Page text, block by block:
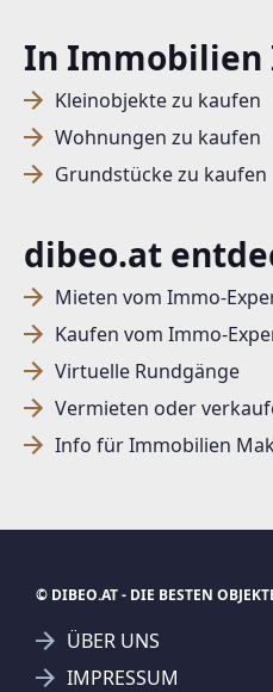
In Immobilien
Kleinobjekte zu kaufen
Wohnungen zu kaufen
Grundstücke zu kaufen
dibeo.at
Mieten vom Immo-
Kaufen vom Immo-
Virtuelle Rundgänge
Vermieten oder
Info für Immobilien
© DIBEO.AT - DIE BESTEN
ÜBER UNS
IMPRESSUM